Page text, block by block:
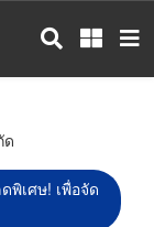
ด
พิเศษ! เพื่อจัด